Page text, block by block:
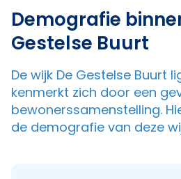
Demografie
Gestelse Buurt
De wijk De Gestelse Buurt
kenmerkt zich door een
bewonerssamenstelling.
de demografie van deze